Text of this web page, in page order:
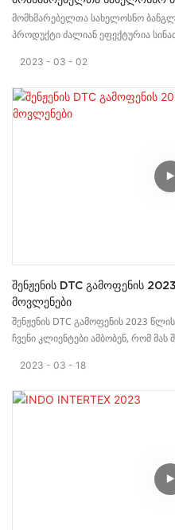
მომხმარებელთა სახელოსნო
პროდუქტი ძალიან ეფექტურია
მიღება.
2023 03 02
Შენჟენის DTC Გამოფენის
Მოვლენები
შენჟენის DTC გამოფენის 2023
ჩვენი კლიენტები ამბობენ, რომ მას
მცხუნვარე მზის სხივების
2023 03 18